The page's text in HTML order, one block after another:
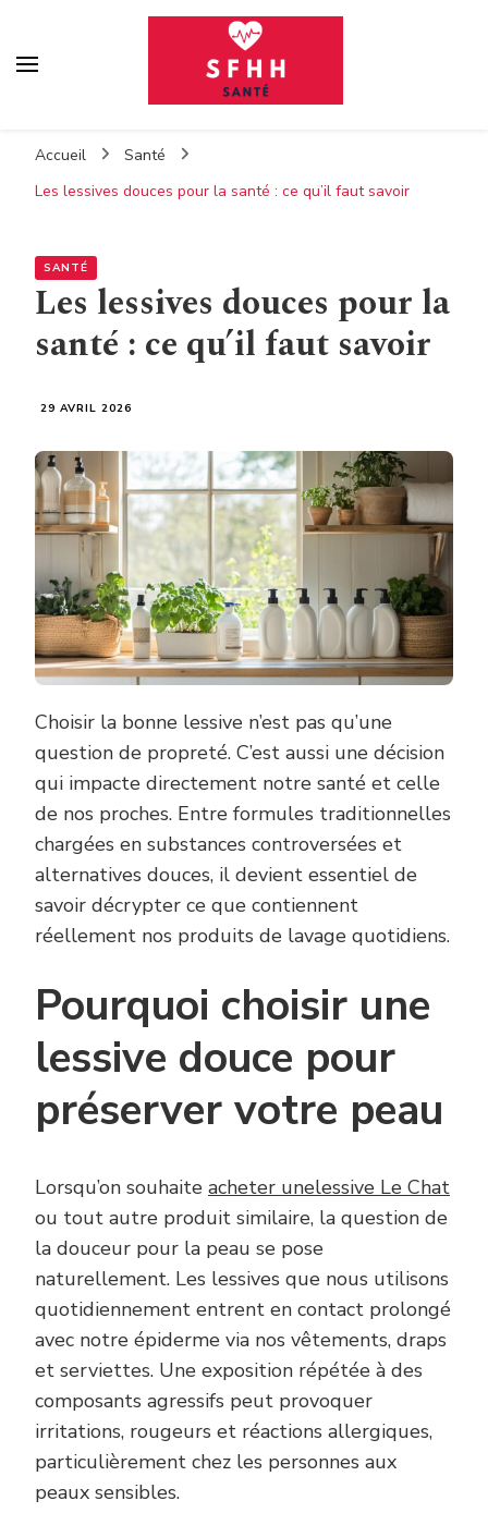
Accueil
Santé
Les lessives douces pour la santé : ce qu’il faut savoir
SANTÉ
Les lessives douces pour la
santé : ce qu’il faut savoir
29 AVRIL 2026
Choisir la bonne lessive n’est pas qu’une
question de propreté. C’est aussi une décision
qui impacte directement notre santé et celle
de nos proches. Entre formules traditionnelles
chargées en substances controversées et
alternatives douces, il devient essentiel de
savoir décrypter ce que contiennent
réellement nos produits de lavage quotidiens.
Pourquoi choisir une
lessive douce pour
préserver votre peau
Lorsqu’on souhaite acheter unelessive Le Chat
ou tout autre produit similaire, la question de
la douceur pour la peau se pose
naturellement. Les lessives que nous utilisons
quotidiennement entrent en contact prolongé
avec notre épiderme via nos vêtements, draps
et serviettes. Une exposition répétée à des
composants agressifs peut provoquer
irritations, rougeurs et réactions allergiques,
particulièrement chez les personnes aux
peaux sensibles.